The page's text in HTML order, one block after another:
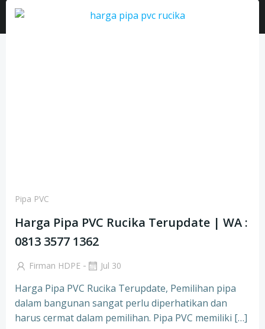
Pipa PVC
Harga Pipa PVC Rucika Terupdate | WA :
0813 3577 1362
Firman HDPE - Jul 30
Harga Pipa PVC Rucika Terupdate, Pemilihan pipa
dalam bangunan sangat perlu diperhatikan dan
harus cermat dalam pemilihan. Pipa PVC memiliki […]